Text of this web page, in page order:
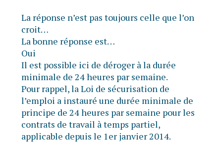
La réponse n’est pas toujours celle que l’on
croit…
La bonne réponse est…
Oui
Il est possible ici de déroger à la durée
minimale de 24 heures par semaine.
Pour rappel, la Loi de sécurisation de
l’emploi a instauré une durée minimale de
principe de 24 heures par semaine pour les
contrats de travail à temps partiel,
applicable depuis le 1er janvier 2014.